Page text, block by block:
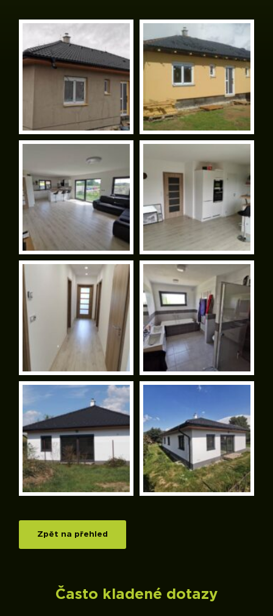
Zpět na přehled
Často kladené dotazy